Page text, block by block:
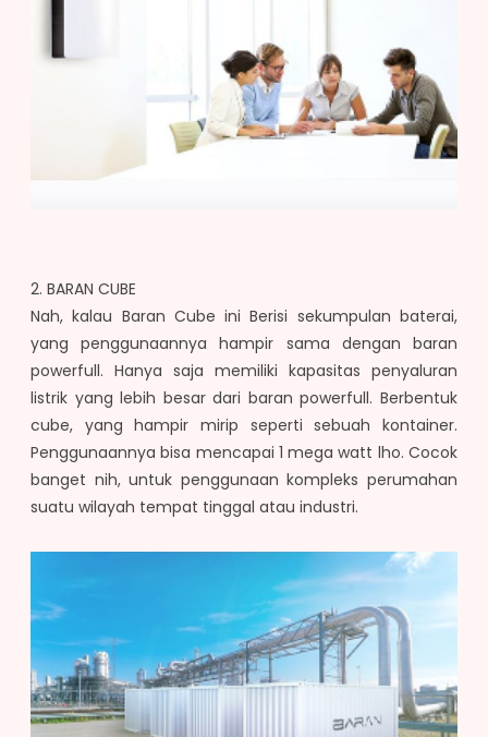
2. BARAN CUBE
Nah, kalau Baran Cube ini Berisi sekumpulan baterai,
yang penggunaannyahampir sama dengan baran
powerfull. Hanya saja memiliki kapasitas penyaluran
listrik yang lebih besar dari baran powerfull. Berbentuk
cube, yang hampir mirip seperti sebuah kontainer.
Penggunaannya bisa mencapai 1 mega watt lho. Cocok
banget nih, untuk penggunaan kompleks perumahan
suatu wilayah tempat tinggal atau industri.